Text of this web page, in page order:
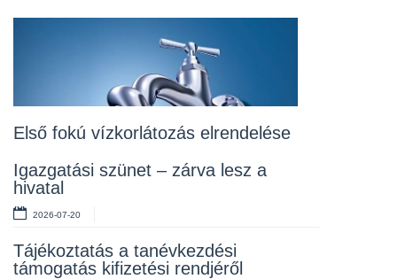
Első fokú vízkorlátozás elrendelése
Igazgatási szünet – zárva lesz a
hivatal
2026-07-20
Tájékoztatás a tanévkezdési
támogatás kifizetési rendjéről
Álláspályázat – konyhai kisegítő
Lakossági fórum az Erzsébet téri
2026-07-10
Rendelet kihirdetése
2026-07-10
Álláspályázat – takarító
2026-07-06